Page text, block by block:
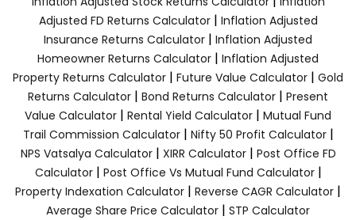
Adjusted FD Returns Calculator| Inflation Adjusted
Insurance Returns Calculator | Inflation Adjusted
Homeowner Returns Calculator | Inflation Adjusted
Property Returns Calculator | Future Value Calculator | Gold
Returns Calculator | Bond Returns Calculator | Present
Value Calculator | Rental Yield Calculator | Mutual Fund
Trail Commission Calculator| Nifty 50 Profit Calculator|
NPS Vatsalya Calculator| XIRR Calculator| Post Office FD
Calculator| Post Office Vs Mutual Fund Calculator|
Property Indexation Calculator | Reverse CAGR Calculator |
Average Share Price Calculator | STP Calculator